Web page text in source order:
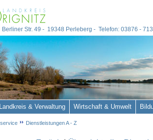
Berliner Str. 49 - 19348 Perleberg - Telefon: 03876 -
Landkreis & Verwaltung Wirtschaft & Umwelt
Dienstleistungen A - Z